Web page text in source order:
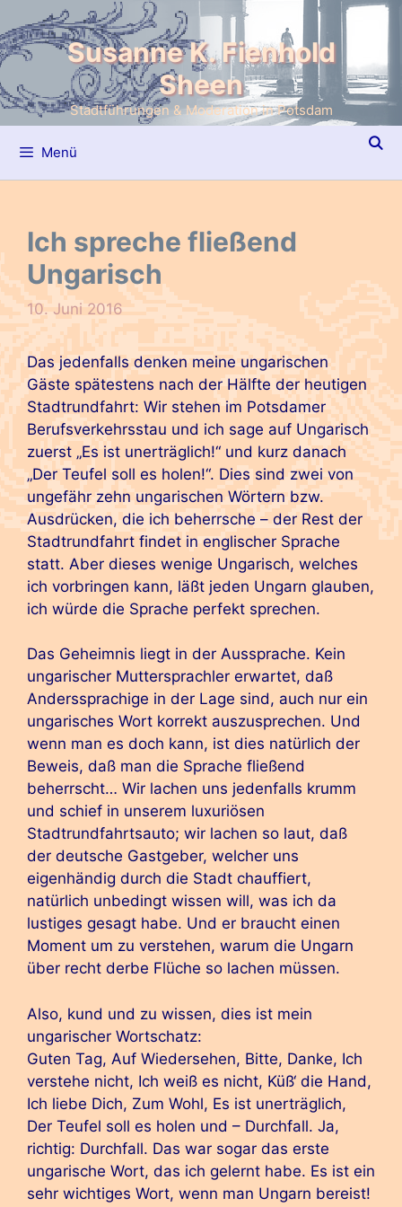
Inhalt
springenSusanne K. Fienhold
Sheen
Stadtführungen & Moderation in Potsdam
Menü
Ich spreche fließend
Ungarisch
10. Juni 2016
Das jedenfalls denken meine ungarischen
Gäste spätestens nach der Hälfte der heutigen
Stadtrundfahrt: Wir stehen im Potsdamer
Berufsverkehrsstau und ich sage auf Ungarisch
zuerst „Es ist unerträglich!“ und kurz danach
„Der Teufel soll es holen!“. Dies sind zwei von
ungefähr zehn ungarischen Wörtern bzw.
Ausdrücken, die ich beherrsche – der Rest der
Stadtrundfahrt findet in englischer Sprache
statt. Aber dieses wenige Ungarisch, welches
ich vorbringen kann, läßt jeden Ungarn glauben,
ich würde die Sprache perfekt sprechen.
Das Geheimnis liegt in der Aussprache. Kein
ungarischer Muttersprachler erwartet, daß
Anderssprachige in der Lage sind, auch nur ein
ungarisches Wort korrekt auszusprechen. Und
wenn man es doch kann, ist dies natürlich der
Beweis, daß man die Sprache fließend
beherrscht… Wir lachen uns jedenfalls krumm
und schief in unserem luxuriösen
Stadtrundfahrtsauto; wir lachen so laut, daß
der deutsche Gastgeber, welcher uns
eigenhändig durch die Stadt chauffiert,
natürlich unbedingt wissen will, was ich da
lustiges gesagt habe. Und er braucht einen
Moment um zu verstehen, warum die Ungarn
über recht derbe Flüche so lachen müssen.
Also, kund und zu wissen, dies ist mein
ungarischer Wortschatz:
Guten Tag, Auf Wiedersehen, Bitte, Danke, Ich
verstehe nicht, Ich weiß es nicht, Küß‘ die Hand,
Ich liebe Dich, Zum Wohl, Es ist unerträglich,
Der Teufel soll es holen und – Durchfall. Ja,
richtig: Durchfall. Das war sogar das erste
ungarische Wort, das ich gelernt habe. Es ist ein
sehr wichtiges Wort, wenn man Ungarn bereist!